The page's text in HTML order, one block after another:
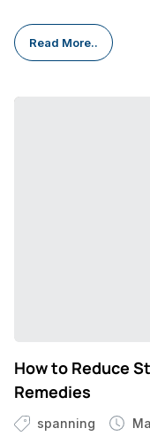
Read More..
How to Reduce
Remedies
spanning